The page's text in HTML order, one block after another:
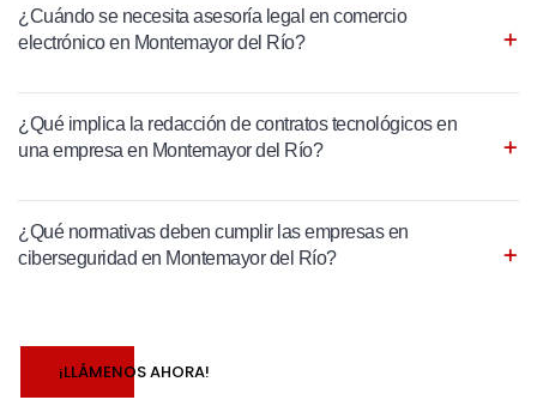
¿Cuándo se necesita asesoría legal en comercio
electrónico en Montemayor del Río?
¿Qué implica la redacción de contratos tecnológicos en
una empresa en Montemayor del Río?
¿Qué normativas deben cumplir las empresas en
ciberseguridad en Montemayor del Río?
¡LLÁMENOS AHORA!